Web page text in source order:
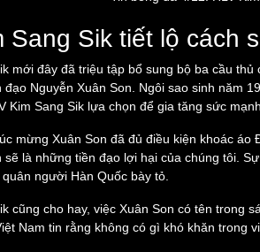
ấn VOV
làm
đảo
sự - Quốc phòng
Nam
tích
Thể thao
Lịch thi đấu bóng
Thế giới thể thao
eSports
sống
Văn hóa
Sang Sik tiết lộ cách
mới đây đã triệu tập bổ sung bộ ba cầu
đạo Nguyễn Xuân Son. Ngôi sao sinh năm
Kim Sang Sik lựa chọn để gia tăng sức
mừng Xuân Son đã đủ điều kiện khoác
sẽ là những tiền đạo lợi hại của chúng tôi.
người Hàn Quốc bày tỏ.
cũng cho hay, việc Xuân Son có tên trong
Nam tin rằng không có gì khó khăn trong